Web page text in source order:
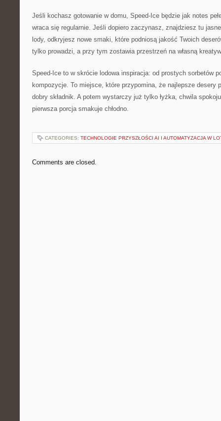
Jeśli kochasz gotowanie w domu, Speed-Ice będzie jak notes
wraca się regularnie. Jeśli dopiero zaczynasz, znajdziesz tu
lody, odkryjesz nowe smaki, które podniosą jakość Twoich
tylko prowadzi, a przy tym zostawia przestrzeń na własną
Speed-Ice to w skrócie lodowa inspiracja: od prostych sorbetów
kompozycje. To miejsce, które przypomina, że najlepsze desery
dobry składnik. A potem wystarczy już tylko łyżka, chwila
pierwsza porcja smakuje chłodno.
CATEGORIES: TECHNOLOGIE PRZYSZŁOŚCI AI I AUTOMATYZACJA W
Comments are closed.